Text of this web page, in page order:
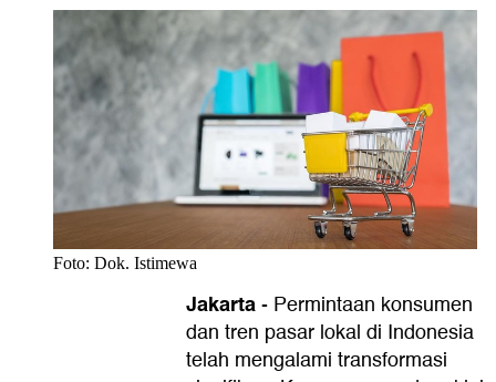
Foto: Dok. Istimewa
Jakarta- Permintaan konsumen
dan tren pasar lokal di Indonesia
telah mengalami transformasi